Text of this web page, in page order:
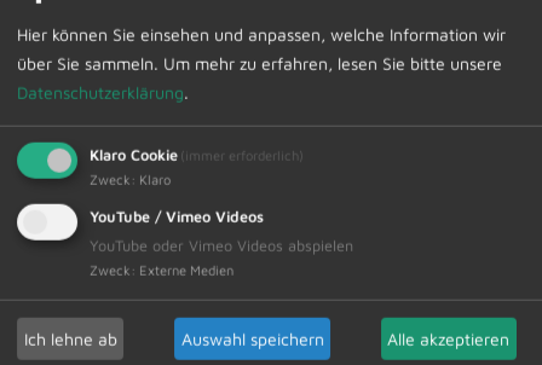
Familie
Nächste Woche im „Wunderwerk“ in
Weiterlesen
Informationen der
Jugendpflege
Büro, Jugendtreff, Kidstreff,
Hier können Sie einsehen und anpassen, welche Information wir
über Sie sammeln. Um mehr zu erfahren, lesen Sie bitte unsere
Datenschutzerklärung.
Klaro Cookie (immer erforderlich)
Zweck : Klaro
YouTube / Vimeo Videos
YouTube oder Vimeo Videos abspielen
Zweck : Externe Medien
Ich lehne ab Auswahl speichern Alle akzeptieren